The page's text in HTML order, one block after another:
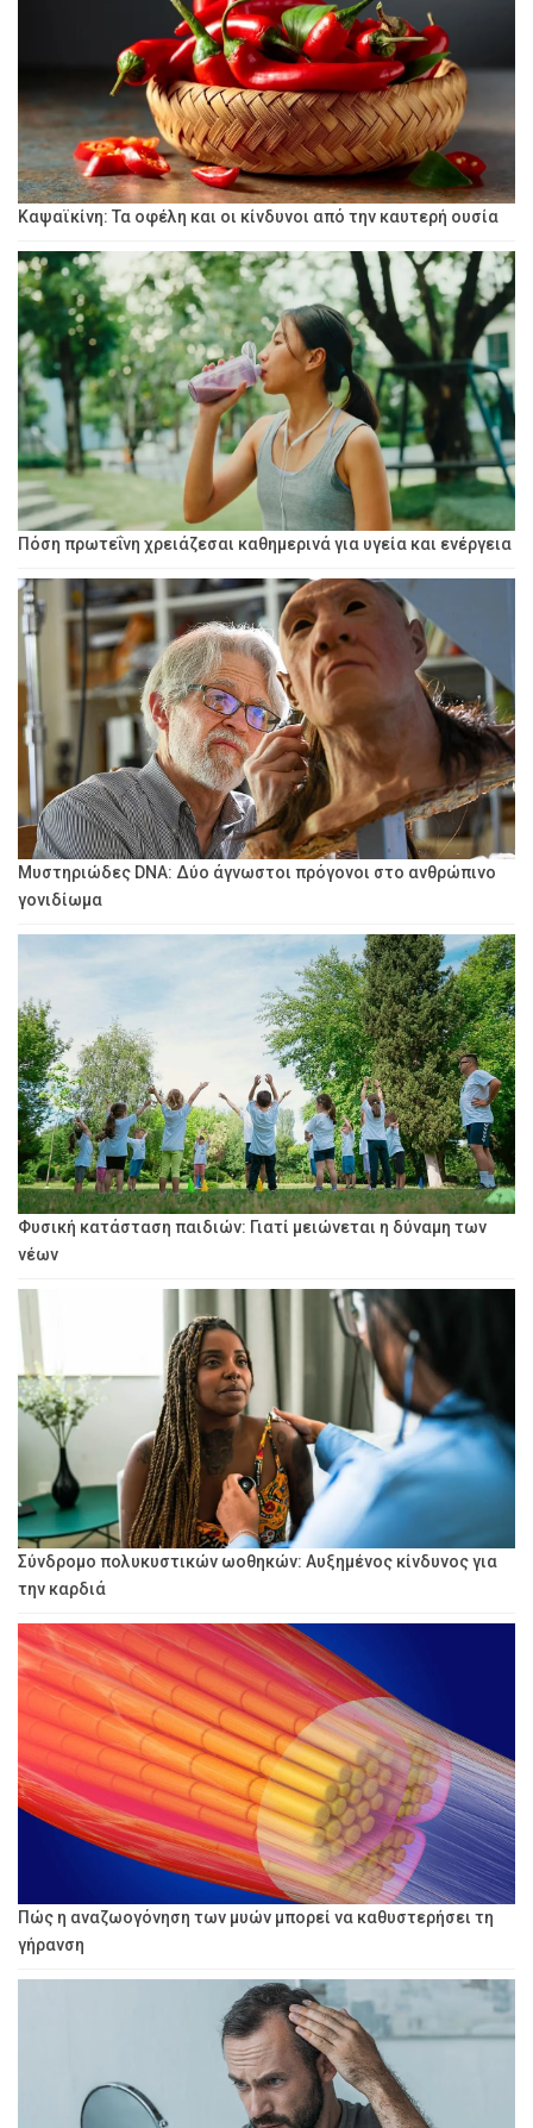
Καψαϊκίνη: Τα οφέλη και οι κίνδυνοι από την καυτερή ουσία
Πόση πρωτεΐνη χρειάζεσαι καθημερινά για υγεία και ενέργεια
Μυστηριώδες DNA: Δύο άγνωστοι πρόγονοι στο ανθρώπινο
γονιδίωμα
Φυσική κατάσταση παιδιών: Γιατί μειώνεται η δύναμη των
νέων
Σύνδρομο πολυκυστικών ωοθηκών: Αυξημένος κίνδυνος για
την καρδιά
Πώς η αναζωογόνηση των μυών μπορεί να καθυστερήσει τη
γήρανση